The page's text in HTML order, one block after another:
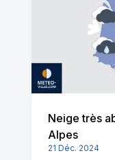
Neige très
Alpes
21 Déc. 2024